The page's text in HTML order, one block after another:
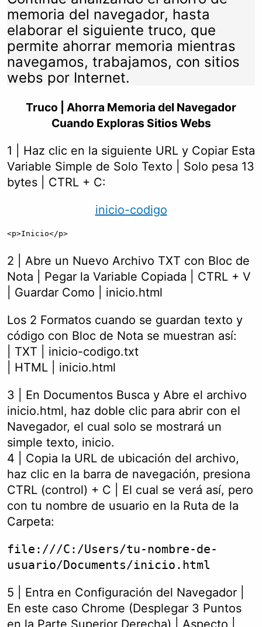
memoria del navegador, hasta
elaborar el siguiente truco, que
permite ahorrar memoria mientras
navegamos, trabajamos, con sitios
webs por Internet.
Truco | Ahorra Memoria del Navegador
Cuando Exploras Sitios Webs
1 | Haz clic en la siguiente URL y Copiar Esta
Variable Simple de Solo Texto | Solo pesa 13
bytes | CTRL + C:
inicio-codigo
<p>Inicio</p>
2 | Abre un Nuevo Archivo TXT con Bloc de
Nota | Pegar la Variable Copiada | CTRL + V
| Guardar Como | inicio.html
Los 2 Formatos cuando se guardan texto y
código con Bloc de Nota se muestran así:
| TXT | inicio-codigo.txt
| HTML | inicio.html
3 | En Documentos Busca y Abre el archivo
inicio.html, haz doble clic para abrir con el
Navegador, el cual solo se mostrará un
simple texto, inicio.
4 | Copia la URL de ubicación del archivo,
haz clic en la barra de navegación, presiona
CTRL (control) + C | El cual se verá así, pero
con tu nombre de usuario en la Ruta de la
Carpeta:
file:///C:/Users/tu-nombre-de-
usuario/Documents/inicio.html
5 | Entra en Configuración del Navegador |
En este caso Chrome (Desplegar 3 Puntos